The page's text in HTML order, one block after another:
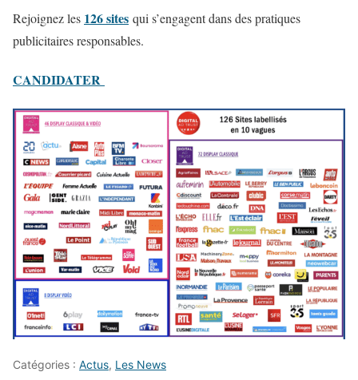
Rejoignez les 126 sites qui s’engagent dans des pratiques
publicitaires responsables.
CANDIDATER
Catégories : Actus, Les News